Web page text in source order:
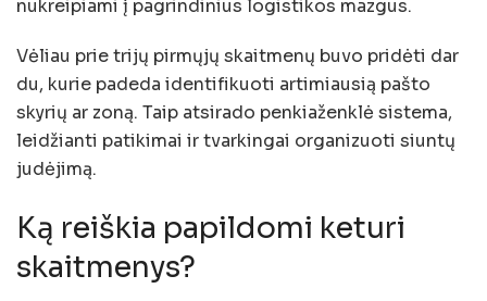
nukreipiami į pagrindinius logistikos mazgus.
Vėliau prie trijų pirmųjų skaitmenų buvo pridėti dar
du, kurie padeda identifikuoti artimiausią pašto
skyrių ar zoną. Taip atsirado penkiaženklė sistema,
leidžianti patikimai ir tvarkingai organizuoti siuntų
judėjimą.
Ką reiškia papildomi keturi
skaitmenys?